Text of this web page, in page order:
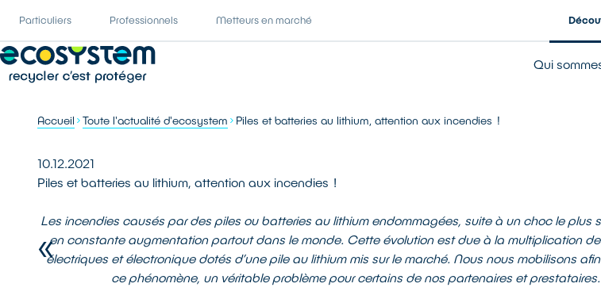
Particuliers Professionnels Metteurs en marché
Qui
Entreprise
Accueil Toute l'actualité d'ecosystem Piles et batteries au lithium, attention aux incendies !
10.12.2021
Piles et batteries au lithium, attention aux incendies !
Les incendies causés par des piles ou batteries au lithium endommagées, suite à un choc le plus
en constante augmentation partout dans le monde. Cette évolution est due à la multiplication
électriques et électronique dotés d’une pile au lithium mis sur le marché. Nous nous mobilisons
ce phénomène, un véritable problème pour certains de nos partenaires et prestataires.